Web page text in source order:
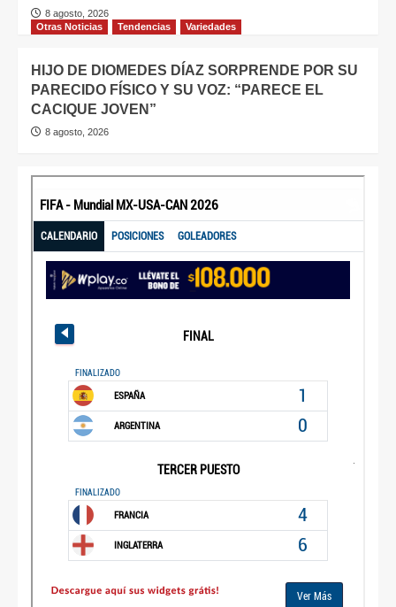
8 agosto, 2026
Otras Noticias
Tendencias Variedades
HIJO DE DIOMEDES DÍAZ SORPRENDE POR SU
PARECIDO FÍSICO Y SU VOZ: “PARECE EL
CACIQUE JOVEN”
8 agosto, 2026